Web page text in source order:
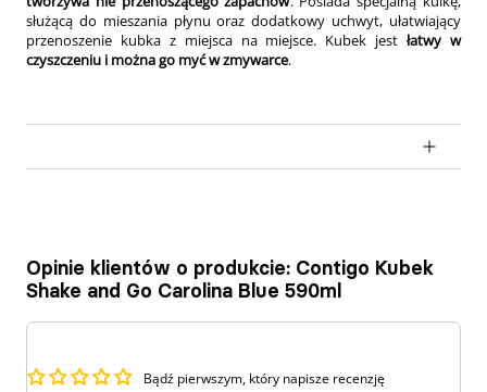
służącą do mieszania płynu oraz dodatkowy uchwyt, ułatwiający
przenoszenie kubka z miejsca na miejsce. Kubek jest łatwy w
czyszczeniu i można go myć w zmywarce.
Opinie klientów o produkcie: Contigo Kubek
Shake and Go Carolina Blue 590ml
Bądź pierwszym, który napisze recenzję